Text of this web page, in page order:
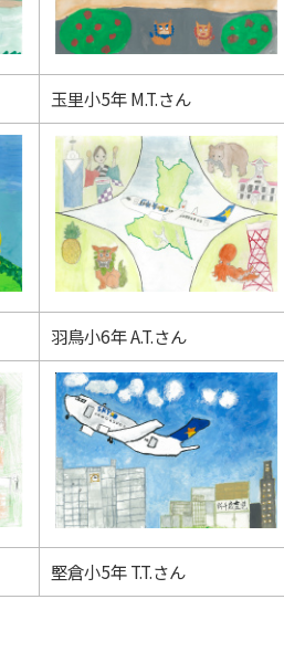
玉里小5年 M.T.さん
羽鳥小6年 A.T.さん
堅倉小5年 T.T.さん